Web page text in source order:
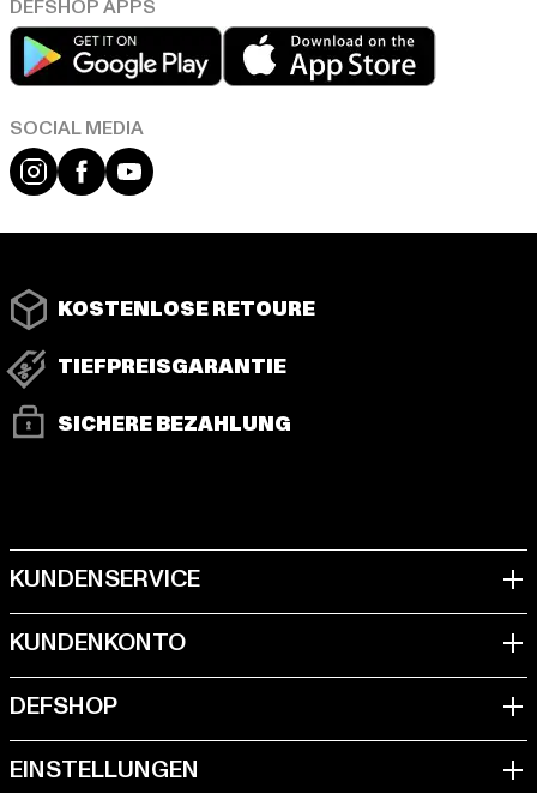
Play market
App store
Instagram
FacebookYouTube
KOSTENLOSE RETOURE
TIEFPREISGARANTIE
SICHERE BEZAHLUNG